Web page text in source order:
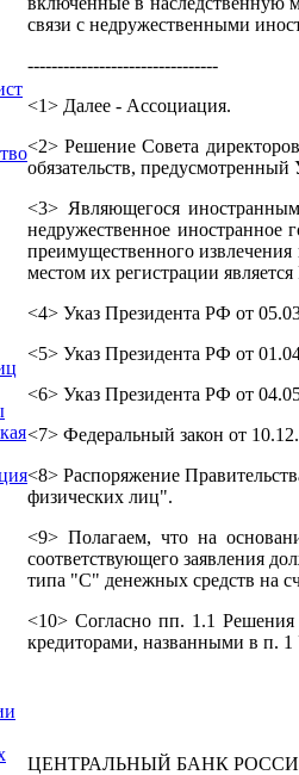
связи с недружественными
--------------------------------
<1> Далее - Ассоциация.
<2> Решение Совета
обязательств,
<3> Являющегося
недружественное иностранное
преимущественного
местом их регистрации
<4> Указ Президента РФ от
<5> Указ Президента РФ от
<6> Указ Президента РФ от
<7> Федеральный закон от
<8> Распоряжение
физических лиц".
<9> Полагаем, что на
соответствующего заявления
типа "С" денежных средств на
<10> Согласно пп. 1.1 Решения
кредиторами, названными в п.
ЦЕНТРАЛЬНЫЙ БАНК